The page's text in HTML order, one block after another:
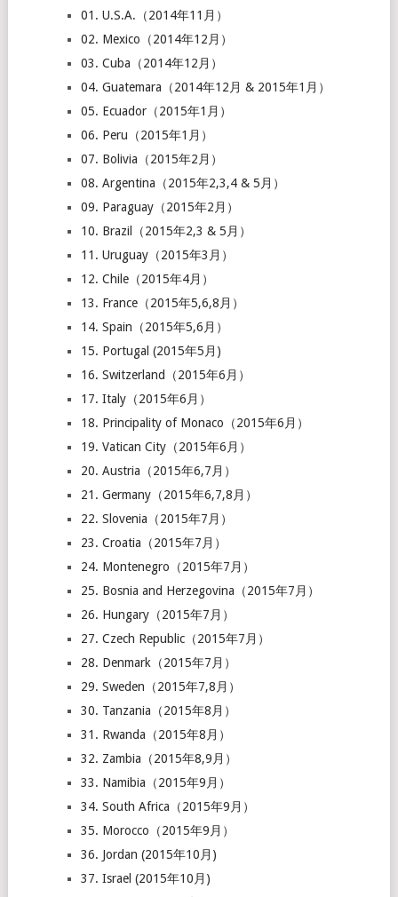
01. U.S.A.（2014年11月）
02. Mexico（2014年12月）
03. Cuba（2014年12月）
04. Guatemara（2014年12月 & 2015年1月）
05. Ecuador（2015年1月）
06. Peru（2015年1月）
07. Bolivia（2015年2月）
08. Argentina（2015年2,3,4 & 5月）
09. Paraguay（2015年2月）
10. Brazil（2015年2,3 & 5月）
11. Uruguay（2015年3月）
12. Chile（2015年4月）
13. France（2015年5,6,8月）
14. Spain（2015年5,6月）
15. Portugal (2015年5月)
16. Switzerland（2015年6月）
17. Italy（2015年6月）
18. Principality of Monaco（2015年6月）
19. Vatican City（2015年6月）
20. Austria（2015年6,7月）
21. Germany（2015年6,7,8月）
22. Slovenia（2015年7月）
23. Croatia（2015年7月）
24. Montenegro（2015年7月）
25. Bosnia and Herzegovina（2015年7月）
26. Hungary（2015年7月）
27. Czech Republic（2015年7月）
28. Denmark（2015年7月）
29. Sweden（2015年7,8月）
30. Tanzania（2015年8月）
31. Rwanda（2015年8月）
32. Zambia（2015年8,9月）
33. Namibia（2015年9月）
34. South Africa（2015年9月）
35. Morocco（2015年9月）
36. Jordan (2015年10月)
37. Israel (2015年10月)